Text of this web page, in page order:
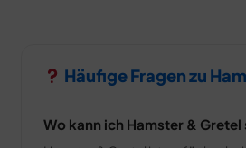
Häufige Fragen zu
Wo kann ich Hamster & Gretel